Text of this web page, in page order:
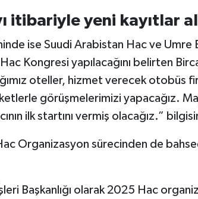
itibariyle yeni kayıtlar
ise Suudi Arabistan Hac ve Umre
Kongresi yapılacağını belirten
oteller, hizmet verecek otobüs
görüşmelerimizi yapacağız.
ilk startını vermiş olacağız.”
Organizasyon sürecinden de
Başkanlığı olarak 2025 Hac